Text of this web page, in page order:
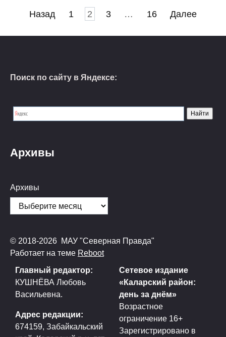
Пагинация
Назад 1 2 3 … 16 Далее
Поиск по сайту в Яндексе:
Архивы
Архивы
© 2018-2026 МАУ "Северная Правда"
Работает на теме Reboot
Главный редактор:
КУШНЁВА Любовь
Васильевна.
Адрес редакции:
674159, Забайкальский
Сетевое издание
«Каларский район:
день за днём»
Возрастное
ограничение 16+
Зарегистрировано в